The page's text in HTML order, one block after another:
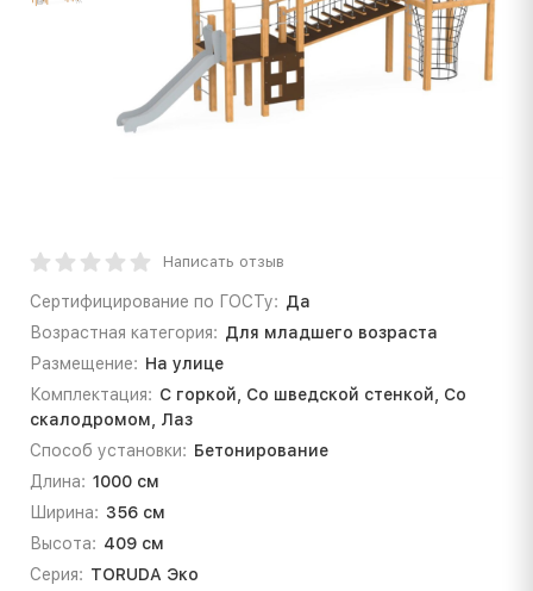
Написать отзыв
Сертифицирование по ГОСТу: Да
Возрастная категория: Для младшего возраста
Размещение: На улице
Комплектация: С горкой, Со шведской стенкой, Со
скалодромом, Лаз
Способ установки: Бетонирование
Длина: 1000 см
Ширина: 356 см
Высота: 409 см
Серия: TORUDA Эко